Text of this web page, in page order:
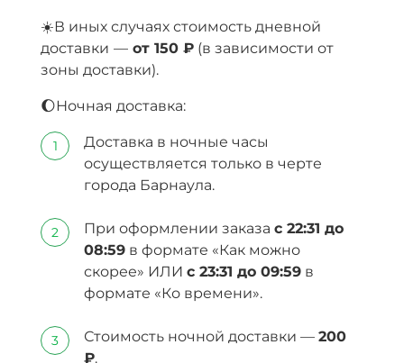
☀️В иных случаях стоимость дневной
доставки — от 150 ₽ (в зависимости от
зоны доставки).
🌔Ночная доставка:
Доставка в ночные часы
осуществляется только в черте
города Барнаула.
При оформлении заказа с 22:31 до
08:59 в формате «Как можно
скорее» ИЛИ с 23:31 до 09:59 в
формате «Ко времени».
Стоимость ночной доставки — 200
₽.